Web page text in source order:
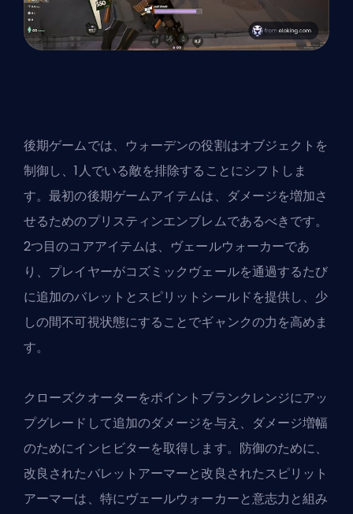
後期ゲームでは、ウォーデンの役割はオブジェクトを
制御し、1人でいる敵を排除することにシフトしま
す。最初の後期ゲームアイテムは、ダメージを増加さ
せるためのプリスティンエンブレムであるべきです。
2つ目のコアアイテムは、ヴェールウォーカーであ
り、プレイヤーがコズミックヴェールを通過するたび
に追加のバレットとスピリットシールドを提供し、少
しの間不可視状態にすることでギャンクの力を高めま
す。
クローズクオーターをポイントブランクレンジにアッ
プグレードして追加のダメージを与え、ダメージ増幅
のためにインヒビターを取得します。防御のために、
改良されたバレットアーマーと改良されたスピリット
アーマーは、特にヴェールウォーカーと意志力と組み